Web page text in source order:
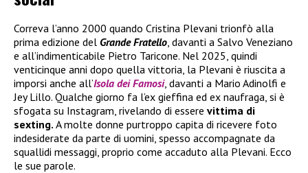
Correva l’anno 2000 quando Cristina Plevani trionfò alla
prima edizione del Grande Fratello , davanti a Salvo Veneziano
e all’indimenticabile Pietro Taricone. Nel 2025, quindi
venticinque anni dopo quella vittoria, la Plevani è riuscita a
imporsi anche all’Isola dei Famosi, davanti a Mario Adinolfi e
Jey Lillo. Qualche giorno fa l’ex gieffina ed ex naufraga, si è
sfogata su Instagram, rivelando di essere vittima di
sexting. A molte donne purtroppo capita di ricevere foto
indesiderate da parte di uomini, spesso accompagnate da
squallidi messaggi, proprio come accaduto alla Plevani. Ecco
le sue parole.